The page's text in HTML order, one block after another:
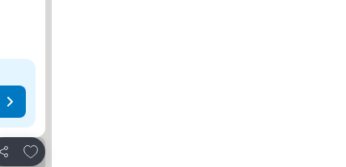
Compartir
Agregar a favoritos